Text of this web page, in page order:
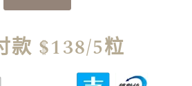
款 $138/5粒